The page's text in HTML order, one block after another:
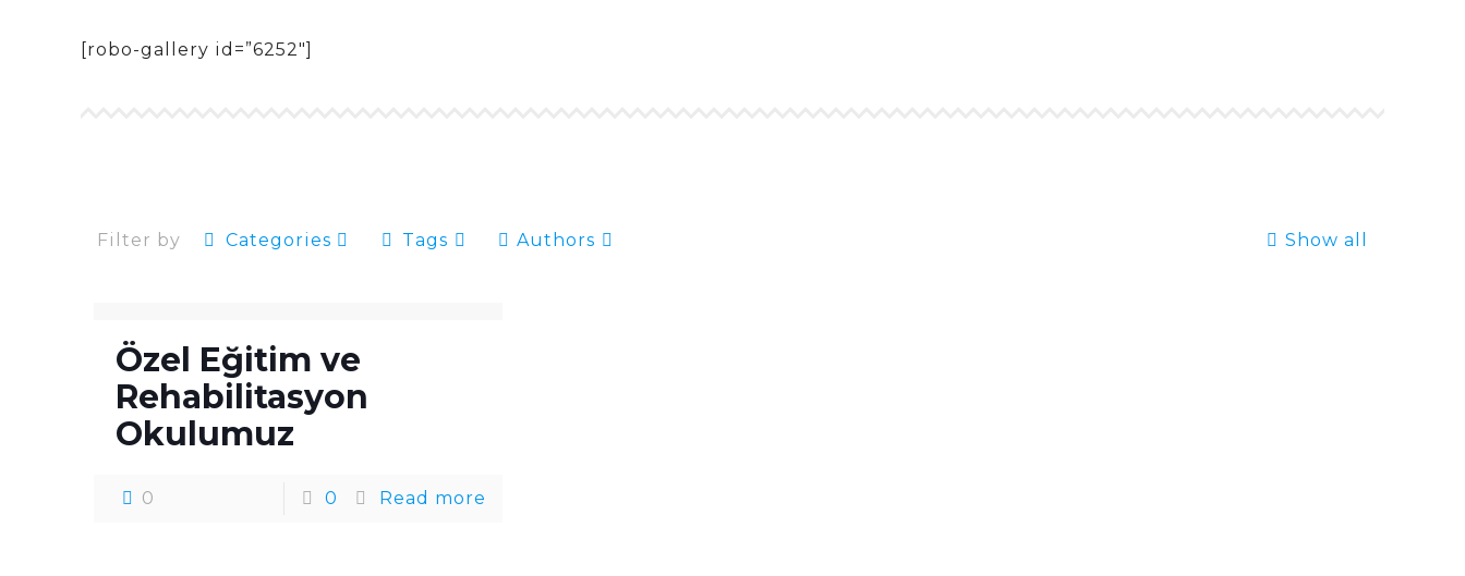
[robo-gallery id=”6252″]
Filter by Categories Tags Authors Show all
Özel Eğitim ve
Rehabilitasyon
Okulumuz
0 0 Read more